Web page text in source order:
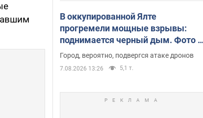
В оккупированной Ялте
прогремели мощные взрывы:
поднимается черный дым. Фото и
видео
Город, вероятно, подвергся атаке дронов
7.08.2026 13:26 5,1 т.